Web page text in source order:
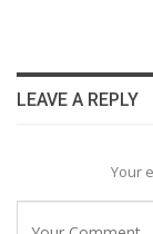
LEAVE A REPLY
Your